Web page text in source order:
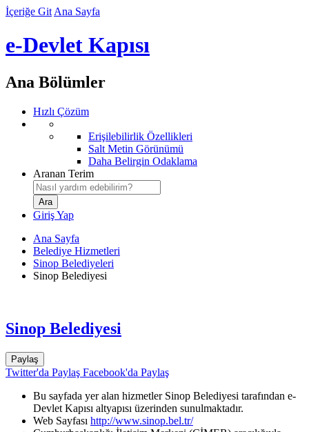
İçeriğe Git Ana Sayfa
e-Devlet Kapısı
Ana Bölümler
Hızlı Çözüm
Erişilebilirlik Özellikleri
Salt Metin Görünümü
Daha Belirgin Odaklama
Aranan Terim
Giriş Yap
Ana Sayfa
Belediye Hizmetleri
Sinop Belediyeleri
Sinop Belediyesi
Sinop Belediyesi
Paylaş
Twitter'da Paylaş Facebook'da Paylaş
Bu sayfada yer alan hizmetler Sinop Belediyesi tarafından e-
Devlet Kapısı altyapısı üzerinden sunulmaktadır.
Web Sayfası http://www.sinop.bel.tr/